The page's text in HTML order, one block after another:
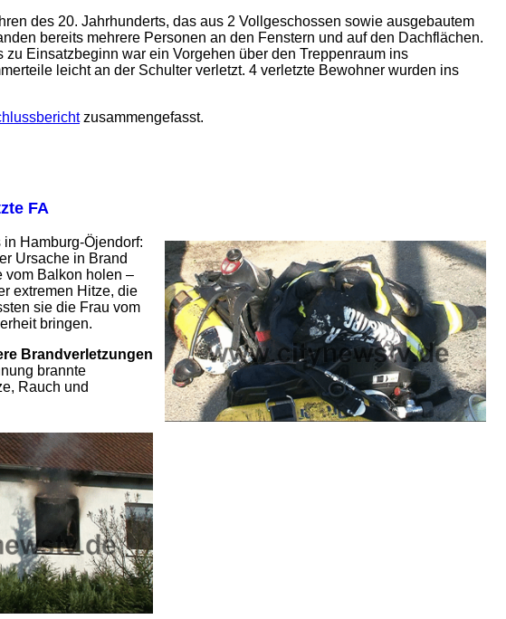
des 20. Jahrhunderts, das aus 2 Vollgeschossen sowie ausgebautem
bereits mehrere Personen an den Fenstern und auf den Dachflächen.
Einsatzbeginn war ein Vorgehen über den Treppenraum ins
leicht an der Schulter verletzt. 4 verletzte Bewohner wurden ins
zusammengefasst.
FA
Hamburg-Öjendorf:
Ursache in Brand
vom Balkon holen –
extremen Hitze, die
sie die Frau vom
bringen.
Brandverletzungen
brannte
Rauch und